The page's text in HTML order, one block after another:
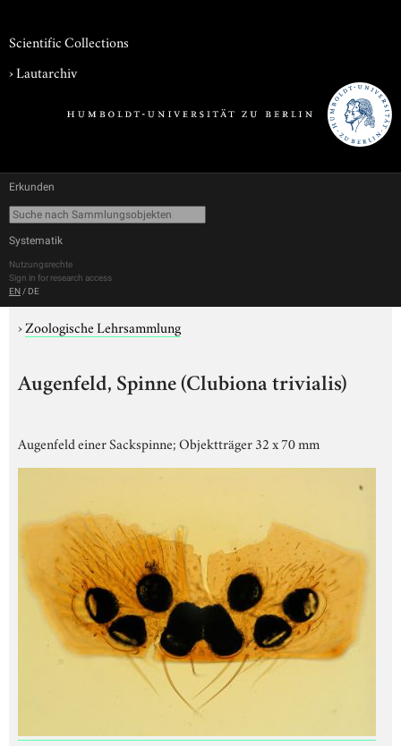
Scientific Collections
›Lautarchiv
Erkunden
Systematik
Nutzungsrechte
Sign in for research access
EN / DE
›Zoologische Lehrsammlung
Augenfeld, Spinne (Clubiona trivialis)
Augenfeld einer Sackspinne; Objektträger 32 x 70 mm